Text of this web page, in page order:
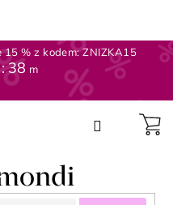
% z kodem: ZNIZKA15
38 m